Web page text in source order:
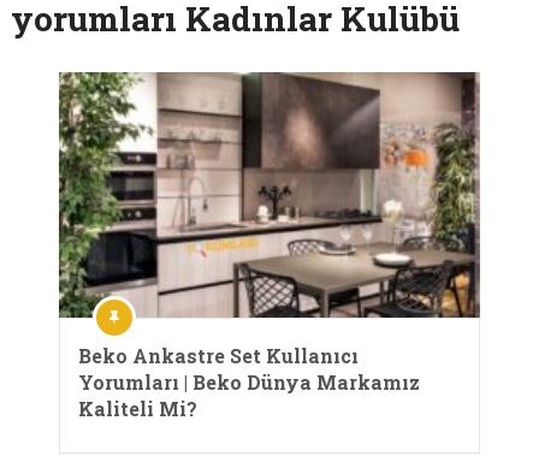
yorumları Kadınlar Kulübü
Beko Ankastre Set Kullanıcı
Yorumları | Beko Dünya Markamız
Kaliteli Mi?